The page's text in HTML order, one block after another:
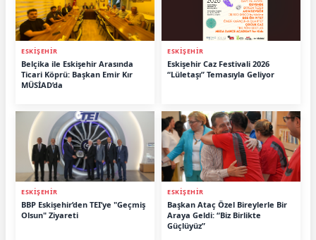
ESKİŞEHİR
Belçika ile Eskişehir Arasında
Ticari Köprü: Başkan Emir Kır
MÜSİAD’da
ESKİŞEHİR
Eskişehir Caz Festivali 2026
“Lületaşı” Temasıyla Geliyor
ESKİŞEHİR
BBP Eskişehir’den TEI’ye "Geçmiş
Olsun" Ziyareti
ESKİŞEHİR
Başkan Ataç Özel Bireylerle Bir
Araya Geldi: “Biz Birlikte
Güçlüyüz”